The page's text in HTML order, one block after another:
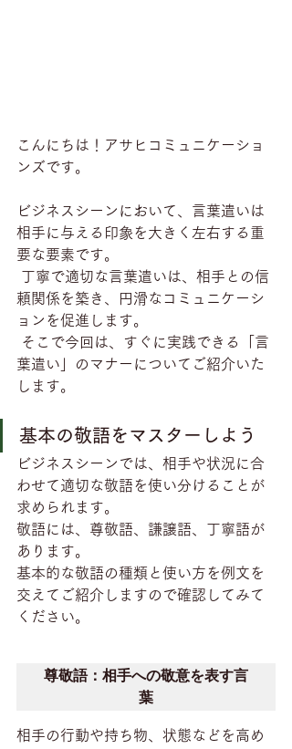
こんにちは！アサヒコミュニケーショ
ンズです。
ビジネスシーンにおいて、言葉遣いは
相手に与える印象を大きく左右する重
要な要素です。
頼関係を築き、円滑なコミュニケーシ
ョンを促進します。
葉遣い」のマナーについてご紹介いた
します。
基本の敬語をマスターしよう
ビジネスシーンでは、相手や状況に合
わせて適切な敬語を使い分けることが
求められます。
敬語には、尊敬語、謙譲語、丁寧語が
あります。
基本的な敬語の種類と使い方を例文を
交えてご紹介しますので確認してみて
ください。
尊敬語：相手への敬意を表す言
葉
相手の行動や持ち物、状態などを高め